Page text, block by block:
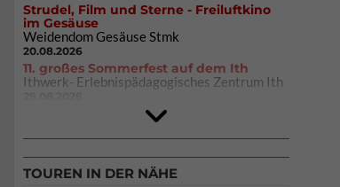
Strudel, Film und Sterne - Freiluftkino
im Gesäuse
Weidendom Gesäuse Stmk
20.08.2026
11. großes Sommerfest auf dem Ith
Ithwerk- Erlebnispädagogisches Zentrum Ith
DAV Kletter- & Boulderzentrum München
Süd (Thalkirchen)
TOUREN IN DER NÄHE